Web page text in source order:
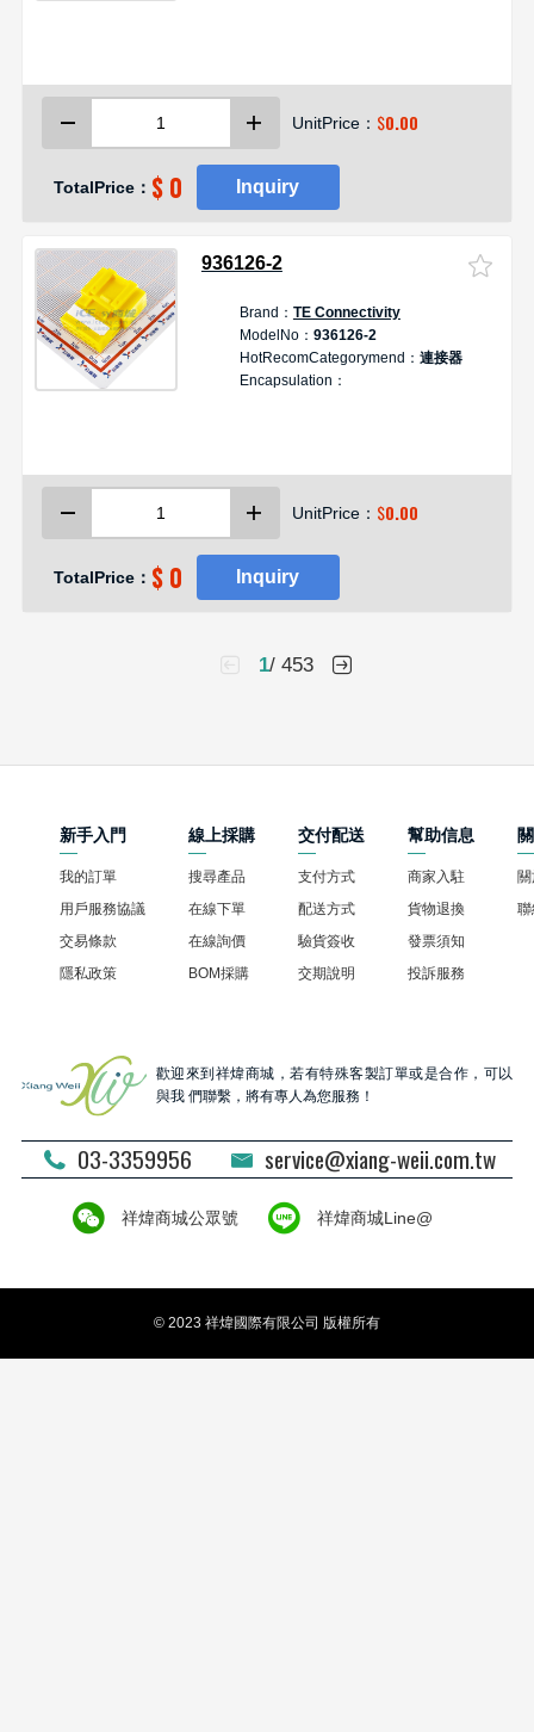
UnitPrice： $0.00
TotalPrice： $ 0 Inquiry
936126-2
Brand： TE Connectivity
ModelNo： 936126-2
HotRecomCategorymend： 連接器
Encapsulation：
UnitPrice： $0.00
TotalPrice： $ 0 Inquiry
1/ 453
新手入門
我的訂單
用戶服務協議
交易條款
隱私政策
線上採購
搜尋產品
在線下單
在線詢價
BOM採購
交付配送
支付方式
配送方式
驗貨簽收
交期說明
幫助信息
商家入駐
貨物退換
發票須知
投訴服務
歡迎來到祥煒商城，若有特殊客製訂單或是合作，可以
與我 們聯繫，將有專人為您服務！
03-3359956 service@xiang-weii.com.tw
祥煒商城公眾號 祥煒商城Line@
© 2023 祥煒國際有限公司 版權所有